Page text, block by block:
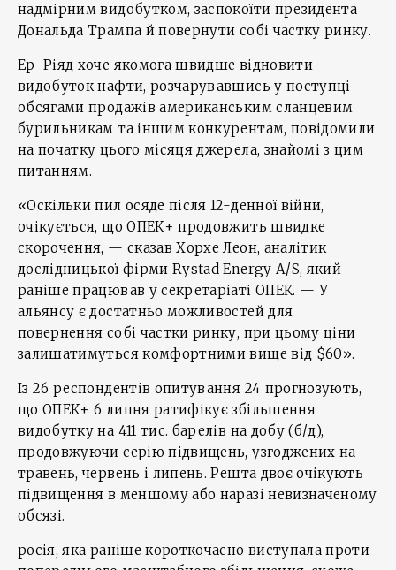
надмірним видобутком, заспокоїти президента
Дональда Трампа й повернути собі частку ринку.
Ер-Ріяд хоче якомога швидше відновити
видобуток нафти, розчарувавшись у поступці
обсягами продажів американським сланцевим
бурильникам та іншим конкурентам, повідомили
на початку цього місяця джерела, знайомі з цим
питанням.
«Оскільки пил осяде після 12-денної війни,
очікується, що ОПЕК+ продовжить швидке
скорочення, — сказав Хорхе Леон, аналітик
дослідницької фірми Rystad Energy A/S, який
раніше працював у секретаріаті ОПЕК. — У
альянсу є достатньо можливостей для
повернення собі частки ринку, при цьому ціни
залишатимуться комфортними вище від $60».
Із 26 респондентів опитування 24 прогнозують,
що ОПЕК+ 6 липня ратифікує збільшення
видобутку на 411 тис. барелів на добу (б/д),
продовжуючи серію підвищень, узгоджених на
травень, червень і липень. Решта двоє очікують
підвищення в меншому або наразі невизначеному
обсязі.
росія, яка раніше короткочасно виступала проти